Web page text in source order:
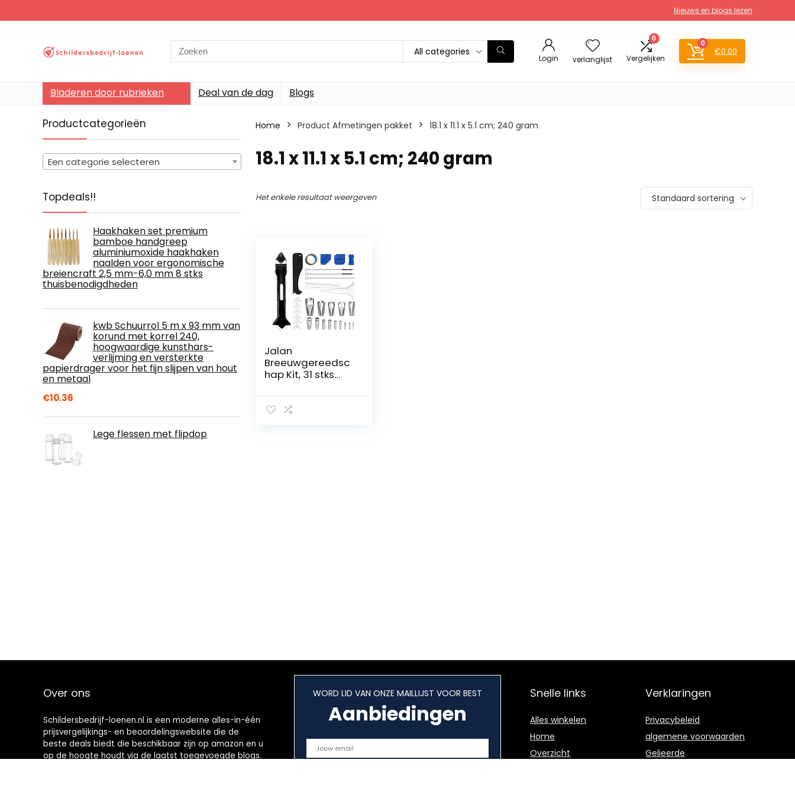
Nieuws en blogs lezen
Search
for:
All categories
Login verlanglijst
0
Vergelijken
0
€0.00
Bladeren door rubrieken Deal van de dag Blogs
Productcategorieën
Een categorie selecteren
Topdeals!!
Haakhaken set premium
bamboe handgreep
aluminiumoxide haakhaken
naalden voor ergonomische
breiencraft 2,5 mm-6,0 mm 8 stks
thuisbenodigdheden
kwb Schuurrol 5 m x 93 mm van
korund met korrel 240,
hoogwaardige kunsthars-
verlijming en versterkte
papierdrager voor het fijn slijpen van hout
en metaal
€10.36
Lege flessen met flipdop
Home Product Afmetingen pakket ‎18.1 x 11.1 x 5.1 cm; 240 gram
‎18.1 x 11.1 x 5.1 cm; 240 gram
Het enkele resultaat weergeven Standaard sortering
Jalan
Breeuwgereedsc
hap Kit, 31 stks
Gereedschap
Over ons
Schildersbedrijf-loenen.nl is een moderne alles-in-één
prijsvergelijkings- en beoordelingswebsite die de
beste deals biedt die beschikbaar zijn op amazon en u
op de hoogte houdt via de laatst toegevoegde blogs.
WORD LID VAN ONZE MAILLIJST VOOR BEST
Aanbiedingen
Snelle links
Alles winkelen
Home
Overzicht
Verklaringen
Privacybeleid
algemene voorwaarden
Gelieerde